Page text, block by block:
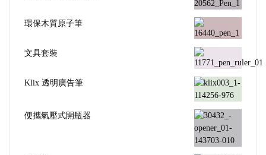
環保木質原子筆
文具套裝
Klix 透明廣告筆
便攜氣壓式開瓶器